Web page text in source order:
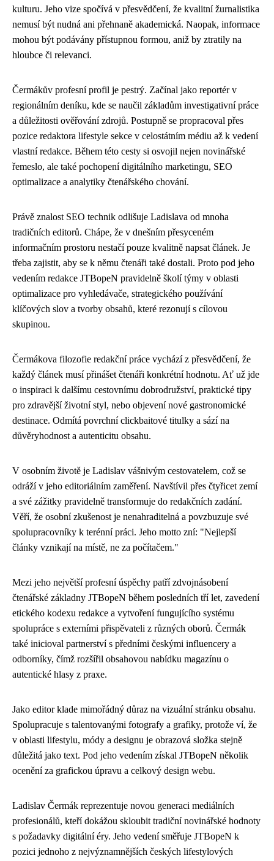
kulturu. Jeho vize spočívá v přesvědčení, že kvalitní žurnalistika
nemusí být nudná ani přehnaně akademická. Naopak, informace
mohou být podávány přístupnou formou, aniž by ztratily na
hloubce či relevanci.
Čermákův profesní profil je pestrý. Začínal jako reportér v
regionálním deníku, kde se naučil základům investigativní práce
a důležitosti ověřování zdrojů. Postupně se propracoval přes
pozice redaktora lifestyle sekce v celostátním médiu až k vedení
vlastní redakce. Během této cesty si osvojil nejen novinářské
řemeslo, ale také pochopení digitálního marketingu, SEO
optimalizace a analytiky čtenářského chování.
Právě znalost SEO technik odlišuje Ladislava od mnoha
tradičních editorů. Chápe, že v dnešním přesyceném
informačním prostoru nestačí pouze kvalitně napsat článek. Je
třeba zajistit, aby se k němu čtenáři také dostali. Proto pod jeho
vedením redakce JTBopeN pravidelně školí týmy v oblasti
optimalizace pro vyhledávače, strategického používání
klíčových slov a tvorby obsahů, které rezonují s cílovou
skupinou.
Čermákova filozofie redakční práce vychází z přesvědčení, že
každý článek musí přinášet čtenáři konkrétní hodnotu. Ať už jde
o inspiraci k dalšímu cestovnímu dobrodružství, praktické tipy
pro zdravější životní styl, nebo objevení nové gastronomické
destinace. Odmítá povrchní clickbaitové titulky a sází na
důvěryhodnost a autenticitu obsahu.
V osobním životě je Ladislav vášnivým cestovatelem, což se
odráží v jeho editoriálním zaměření. Navštívil přes čtyřicet zemí
a své zážitky pravidelně transformuje do redakčních zadání.
Věří, že osobní zkušenost je nenahraditelná a povzbuzuje své
spolupracovníky k terénní práci. Jeho motto zní: "Nejlepší
články vznikají na místě, ne za počítačem."
Mezi jeho největší profesní úspěchy patří zdvojnásobení
čtenářské základny JTBopeN během posledních tří let, zavedení
etického kodexu redakce a vytvoření fungujícího systému
spolupráce s externími přispěvateli z různých oborů. Čermák
také inicioval partnerství s předními českými influencery a
odborníky, čímž rozšířil obsahovou nabídku magazínu o
autentické hlasy z praxe.
Jako editor klade mimořádný důraz na vizuální stránku obsahu.
Spolupracuje s talentovanými fotografy a grafiky, protože ví, že
v oblasti lifestylu, módy a designu je obrazová složka stejně
důležitá jako text. Pod jeho vedením získal JTBopeN několik
ocenění za grafickou úpravu a celkový design webu.
Ladislav Čermák reprezentuje novou generaci mediálních
profesionálů, kteří dokážou skloubit tradiční novinářské hodnoty
s požadavky digitální éry. Jeho vedení směřuje JTBopeN k
pozici jednoho z nejvýznamnějších českých lifestylových